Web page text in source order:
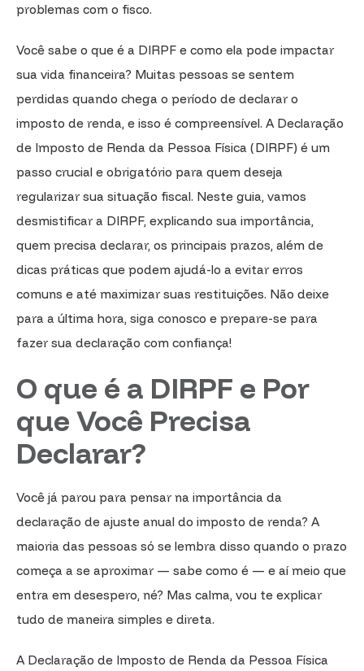
problemas com o fisco.
Você sabe o que é a DIRPF e como ela pode impactar
sua vida financeira? Muitas pessoas se sentem
perdidas quando chega o período de declarar o
imposto de renda, e isso é compreensível. A Declaração
de Imposto de Renda da Pessoa Física (DIRPF) é um
passo crucial e obrigatório para quem deseja
regularizar sua situação fiscal. Neste guia, vamos
desmistificar a DIRPF, explicando sua importância,
quem precisa declarar, os principais prazos, além de
dicas práticas que podem ajudá-lo a evitar erros
comuns e até maximizar suas restituições. Não deixe
para a última hora, siga conosco e prepare-se para
fazer sua declaração com confiança!
O que é a DIRPF e Por
que Você Precisa
Declarar?
Você já parou para pensar na importância da
declaração de ajuste anual do imposto de renda? A
maioria das pessoas só se lembra disso quando o prazo
começa a se aproximar — sabe como é — e aí meio que
entra em desespero, né? Mas calma, vou te explicar
tudo de maneira simples e direta.
A Declaração de Imposto de Renda da Pessoa Física